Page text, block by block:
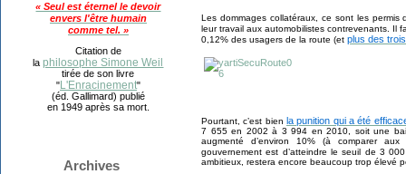
« Seul est éternel le devoir
envers l'être humain
comme tel. »
Citation de
laphilosophe Simone Weil
tirée de son livre
"L'Enracinement"
(éd. Gallimard) publié
en 1949 après sa mort.
Archives
Les dommages collatéraux, ce sont les
leur travail auxautomobilistes contrevenants. Il
0,12% des usagers de la route (et plus des
Pourtant, c’est bien la punition qui a été
7 655 en 2002 à 3 994 en 2010, soit une
augmenté d’environ 10% (à comparer
gouvernement est d’atteindre leseuil de 3
ambitieux, restera encore beaucoup trop élevé